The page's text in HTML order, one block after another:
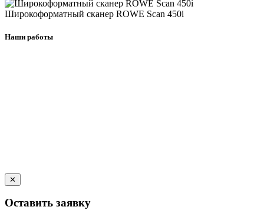
Широкоформатный сканер ROWE Scan 450i
Наши работы
✕
Оставить заявку